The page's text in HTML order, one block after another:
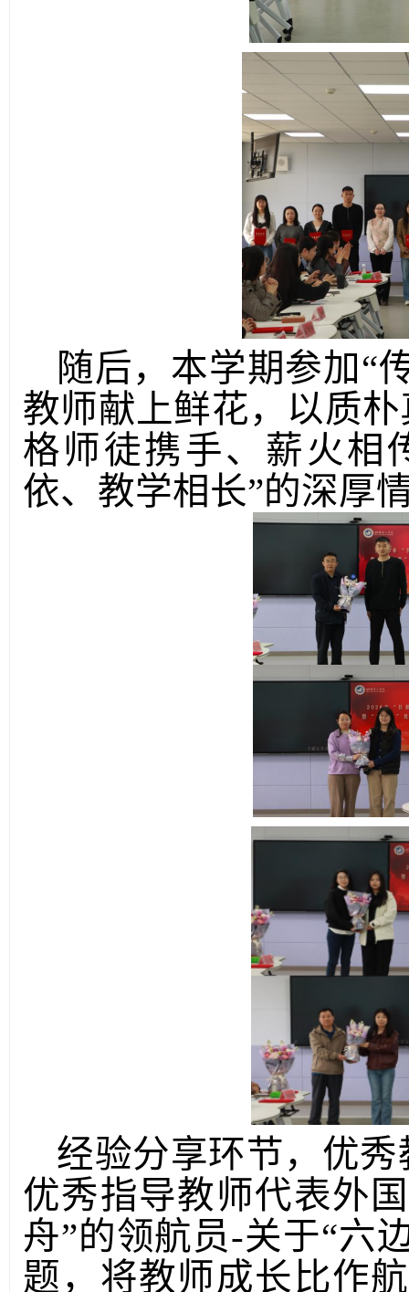
随后， 本学期参加 “
教师献上鲜花，以质
格师徒携手、薪火相
依、教学相长”的深厚
经验分享环节，优
优秀指导教师代表外
舟”的领航员-关于“六
题，将教师成长比作